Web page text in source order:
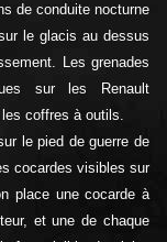
de conduite nocturne
le glacis au dessus
Les grenades
sur les Renault
coffres à outils.
le pied de guerre de
cocardes visibles sur
place une cocarde à
et une de chaque